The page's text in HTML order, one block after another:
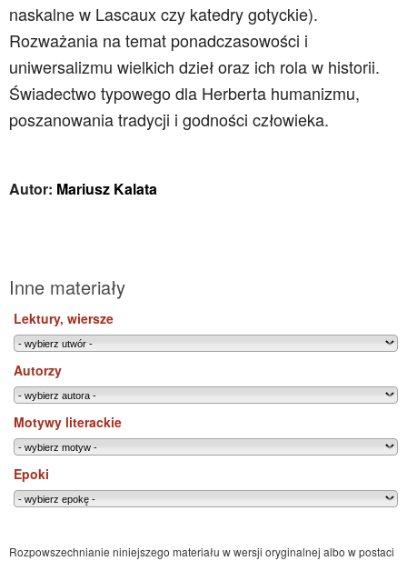
naskalne w Lascaux czy katedry gotyckie).
Rozważania na temat ponadczasowości i
uniwersalizmu wielkich dzieł oraz ich rola w historii.
Świadectwo typowego dla Herberta humanizmu,
poszanowania tradycji i godności człowieka.
Autor: Mariusz Kalata
Inne materiały
Lektury, wiersze
Autorzy
Motywy literackie
Epoki
Rozpowszechnianie niniejszego materiału w wersji oryginalnej albo w postaci